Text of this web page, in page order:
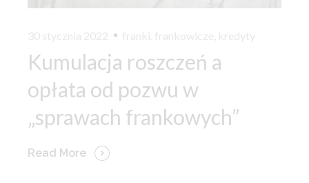
30 stycznia 2022 franki frankowicze kredyty
Kumulacja roszczeń a
opłata od pozwu w
„sprawach frankowych”
Read More